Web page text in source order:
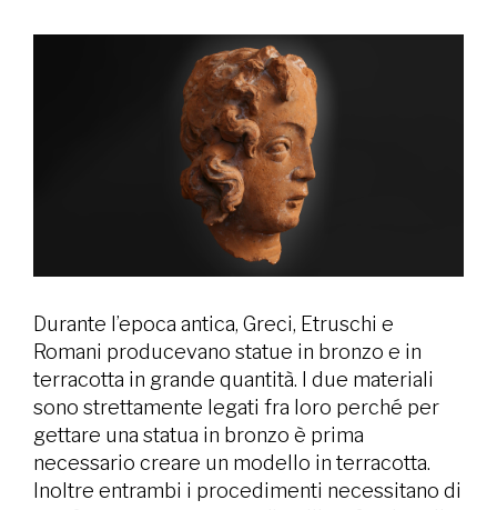
Durante l’epoca antica, Greci, Etruschi e
Romani producevano statue in bronzo e in
terracotta in grande quantità. I due materiali
sono strettamente legati fra loro perché per
gettare una statua in bronzo è prima
necessario creare un modello in terracotta.
Inoltre entrambi i procedimenti necessitano di